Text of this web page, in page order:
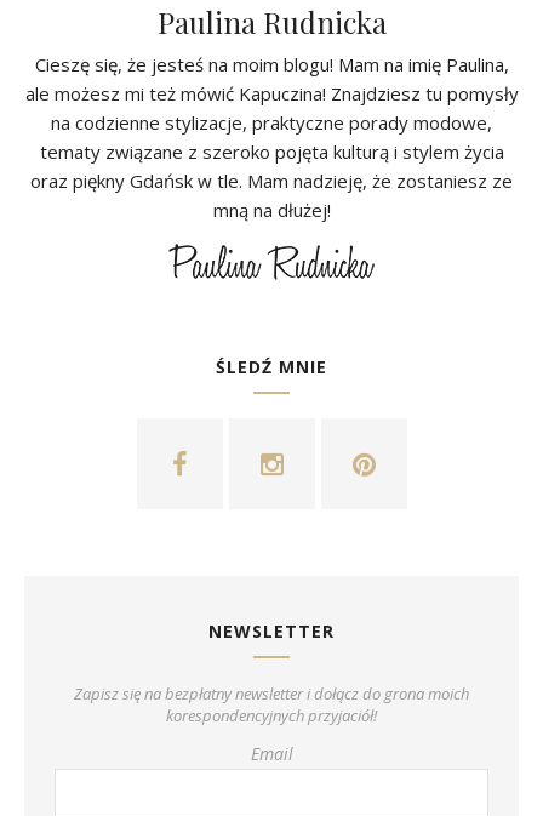
Paulina Rudnicka
Cieszę się, że jesteś na moim blogu! Mam na imię Paulina,
ale możesz mi też mówić Kapuczina! Znajdziesz tu pomysły
na codzienne stylizacje, praktyczne porady modowe,
tematy związane z szeroko pojęta kulturą i stylem życia
oraz piękny Gdańsk w tle. Mam nadzieję, że zostaniesz ze
mną na dłużej!
ŚLEDŹ MNIE
NEWSLETTER
Zapisz się na bezpłatny newsletter i dołącz do grona moich
korespondencyjnych przyjaciół!
Email